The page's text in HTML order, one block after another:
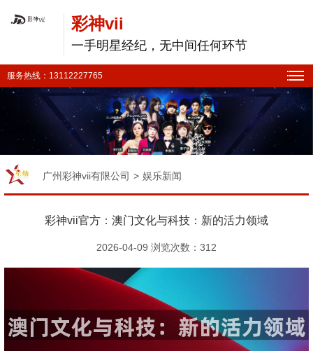
彩神vii
一手明星经纪，无中间任何环节
服务热线：13112227765
广州彩神vii有限公司 > 娱乐新闻
彩神vii官方：澳门文化与科技：新的活力领域
2026-04-09 浏览次数： 312